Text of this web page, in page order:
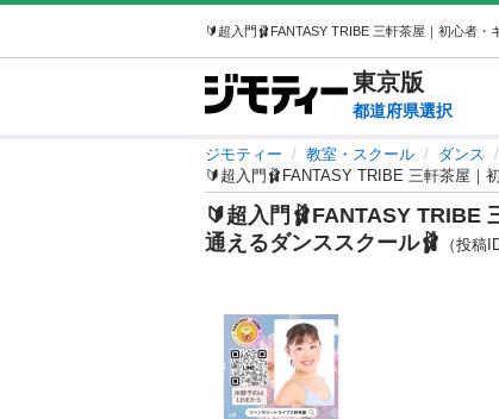
東京版
都道府県選択
ジモティー 教室・スクール ダンス
🔰超入門🩰FANTASY TRIBE 三軒茶屋｜
🔰超入門🩰FANTASY TRIBE
通えるダンススクール🩰
（投稿